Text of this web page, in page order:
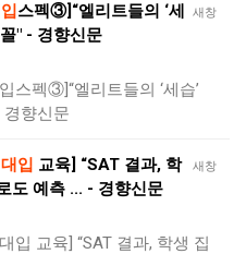
새창
스펙③]“엘리트들의 ‘세
" - 경향신문
스펙③]“엘리트들의 ‘세습’
경향신문
새창
대입 교육] “SAT 결과, 학
도 예측 ... - 경향신문
입 교육] “SAT 결과, 학생 집